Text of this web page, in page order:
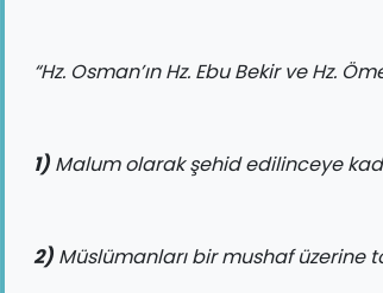
“Hz. Osman’ın Hz. Ebu Bekir ve Hz.
1) Malum olarak şehid edilinceye
2) Müslümanları bir mushaf üzerine